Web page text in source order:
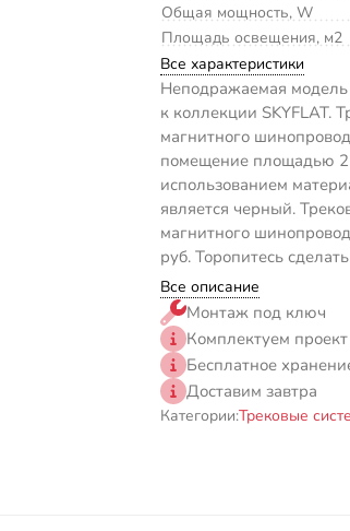
Общая мощность, W
Площадь освещения, м2
Все характеристики
Неподражаемая модель
к коллекции SKYFLAT.
магнитного
помещение площадью 2
использованием
является черный.
магнитного
руб. Торопитесь
Все описание
Монтаж под ключ
Комплектуем проект
Бесплатное
Доставим завтра
Категории:Трековые